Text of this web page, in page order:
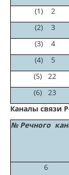
(1) 2
(2) 3
(3) 4
(4) 5
(5) 22
(6) 23
Каналы связи
№ Речного
6